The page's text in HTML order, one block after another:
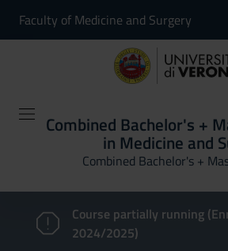
Faculty of Medicine and Surgery
Combined Bachelor's +
in Medicine and
Combined Bachelor's +
Course partially running
2024/2025)